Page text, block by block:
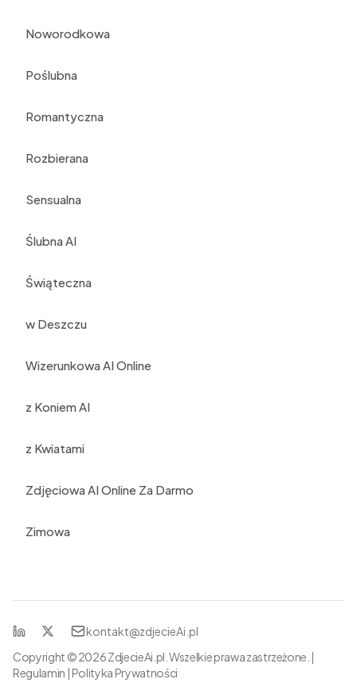
Noworodkowa
Poślubna
Romantyczna
Rozbierana
Sensualna
Ślubna AI
Świąteczna
w Deszczu
Wizerunkowa AI Online
z Koniem AI
z Kwiatami
Zdjęciowa AI Online Za Darmo
Zimowa
kontakt@zdjecieAi.pl
Copyright ©2026ZdjecieAi.pl . Wszelkie prawa zastrzeżone. |
Regulamin Polityka Prywatności